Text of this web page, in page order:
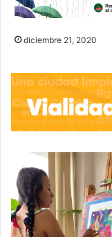
diciembre 21, 2020